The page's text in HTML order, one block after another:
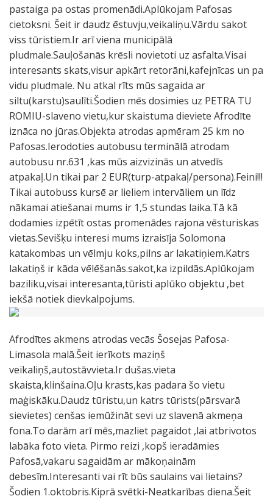
pastaiga pa ostas promenādi.Aplūkojam Pafosas
cietoksni. Šeit ir daudz ēstuvju,veikaliņu.Vārdu sakot
viss tūristiem.Ir arī viena municipālā
pludmale.Sauļošanās krēsli novietoti uz asfalta.Visai
interesants skats,visur apkārt retorāni,kafejnīcas un pa
vidu pludmale. Nu atkal rīts mūs sagaida ar
siltu(karstu)saulīti.Šodien mēs dosimies uz PETRA TU
ROMIU-slaveno vietu,kur skaistuma dieviete Afrodīte
iznāca no jūras.Objekta atrodas apmēram 25 km no
Pafosas.Ierodoties autobusu terminālā atrodam
autobusu nr.631 ,kas mūs aizvizinās un atvedīs
atpakaļ.Un tikai par 2 EUR(turp-atpakaļ/persona).Feini!!!
Tikai autobuss kursē ar lieliem intervāliem un līdz
nākamai atiešanai mums ir 1,5 stundas laika.Tā kā
dodamies izpētīt ostas promenādes rajona vēsturiskas
vietas.Sevišķu interesi mums izraisīja Solomona
katakombas un vēlmju koks,pilns ar lakatiņiem.Katrs
lakatiņš ir kāda vēlēšanās.sakot,ka izpildās.Aplūkojam
baziliku,visai interesanta,tūristi aplūko objektu ,bet
iekšā notiek dievkalpojums.
Afrodītes akmens atrodas vecās Šosejas Pafosa-
Limasola malā.Šeit ierīkots maziņš
veikaliņš,autostāvvieta.Ir dušas.vieta
skaista,klinšaina.Oļu krasts,kas padara šo vietu
maģiskāku.Daudz tūristu,un katrs tūrists(pārsvarā
sievietes) cenšas iemūžināt sevi uz slavenā akmeņa
fona.To darām arī mēs,mazliet pagaidot ,lai atbrivotos
labāka foto vieta. Pirmo reizi ,kopš ieradāmies
Pafosā,vakaru sagaidām ar mākoņainām
debesīm.Interesanti vai rīt būs saulains vai lietains?
Šodien 1.oktobris.Kiprā svētki-Neatkarības diena.Šeit